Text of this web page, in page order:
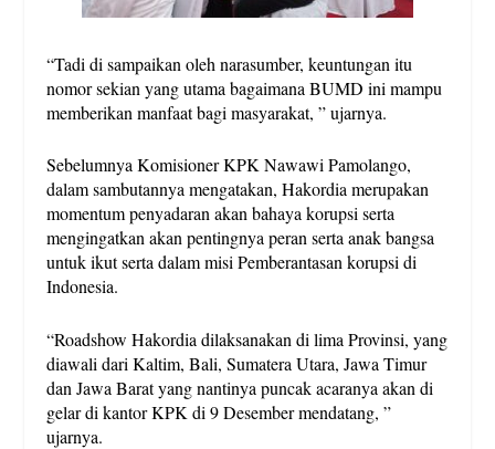
“Tadi di sampaikan oleh narasumber, keuntungan itu
nomor sekian yang utama bagaimana BUMD ini mampu
memberikan manfaat bagi masyarakat, ” ujarnya.
Sebelumnya Komisioner KPK Nawawi Pamolango,
dalam sambutannya mengatakan, Hakordia merupakan
momentum penyadaran akan bahaya korupsi serta
mengingatkan akan pentingnya peran serta anak bangsa
untuk ikut serta dalam misi Pemberantasan korupsi di
Indonesia.
“Roadshow Hakordia dilaksanakan di lima Provinsi, yang
diawali dari Kaltim, Bali, Sumatera Utara, Jawa Timur
dan Jawa Barat yang nantinya puncak acaranya akan di
gelar di kantor KPK di 9 Desember mendatang, ”
ujarnya.